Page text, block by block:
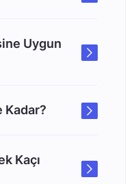
Uygun
Kadar?
Kaçı